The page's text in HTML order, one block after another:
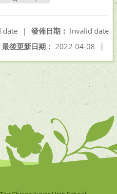
發佈日期： Invalid date
date
|
最後更新日期： 2022-04-08 |